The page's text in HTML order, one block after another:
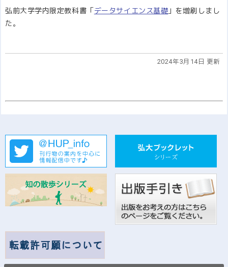
弘前大学学内限定教科書「 データサイエンス基礎 」を増刷しまし
た。
2024年3月14日 更新